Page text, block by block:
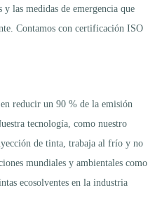
y las medidas de emergencia que
Contamos con certificación ISO
reducir un 90 % de la emisión
tecnología, como nuestro
de tinta, trabaja al frío y no
mundiales y ambientales como
ecosolventes en la industria